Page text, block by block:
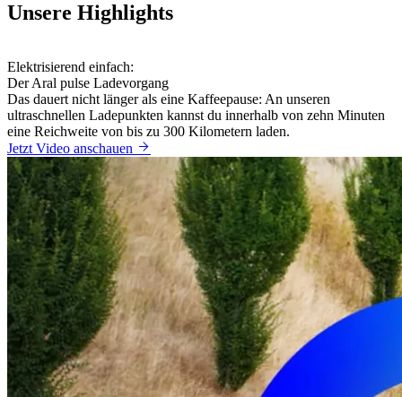
Unsere Highlights
Elektrisierend einfach:
Der Aral pulse Ladevorgang
Das dauert nicht länger als eine Kaffeepause: An unseren
ultraschnellen Ladepunkten kannst du innerhalb von zehn Minuten
eine Reichweite von bis zu 300 Kilometern laden.
Jetzt Video anschauen